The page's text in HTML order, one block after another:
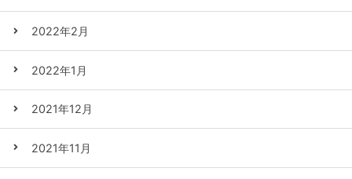
2022年2月
2022年1月
2021年12月
2021年11月